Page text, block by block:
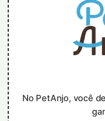
No PetAnjo, você